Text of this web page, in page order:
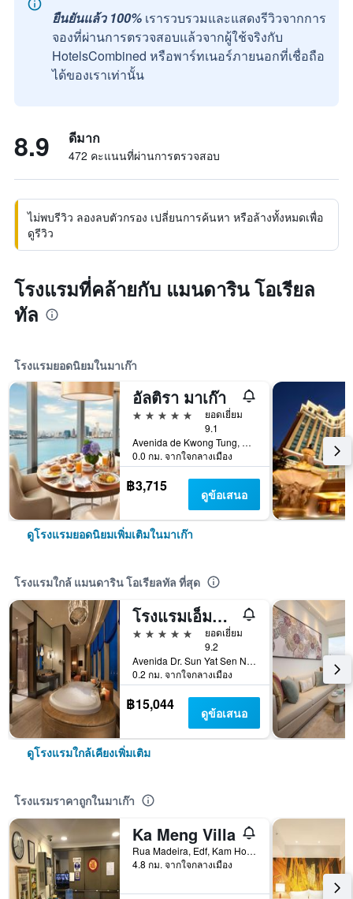
ยืนยันแล้ว 100% เรารวบรวมและแสดงรีวิวจากการ
จองที่ผ่านการตรวจสอบแล้วจากผู้ใช้จริงกับ
HotelsCombined หรือพาร์ทเนอร์ภายนอกที่เชื่อถือ
ได้ของเราเท่านั้น
8.9 ดีมาก
472 คะแนนที่ผ่านการตรวจสอบ
ไม่พบรีวิว ลองลบตัวกรอง เปลี่ยนการค้นหา หรือล้างทั้งหมดเพื่อ
ดูรีวิว
โรงแรมที่คล้ายกับ แมนดาริน โอเรียล
ทัล
โรงแรมยอดนิยมในมาเก๊า
อัลติรา มาเก๊า
5 ดาว
ยอดเยี่ยม
9.1
Avenida de Kwong Tung, มาเก๊า
0.0 กม. จากใจกลางเมือง
฿3,715 ดูข้อเสนอ
ดูโรงแรมยอดนิยมเพิ่มเติมในมาเก๊า
โรงแรมใกล้ แมนดาริน โอเรียลทัล ที่สุด
โรงแรมเอ็มจีเอ็ม มาเก๊า
5 ดาว
ยอดเยี่ยม
9.2
Avenida Dr. Sun Yat Sen No. 1101, มาเก๊า
0.2 กม. จากใจกลางเมือง
฿15,044 ดูข้อเสนอ
ดูโรงแรมใกล้เคียงเพิ่มเติม
โรงแรมราคาถูกในมาเก๊า
Ka Meng Villa
Rua Madeira, Edf, Kam Hou, No 7, 2 e 3 Andar, มาเก๊า
4.8 กม. จากใจกลางเมือง